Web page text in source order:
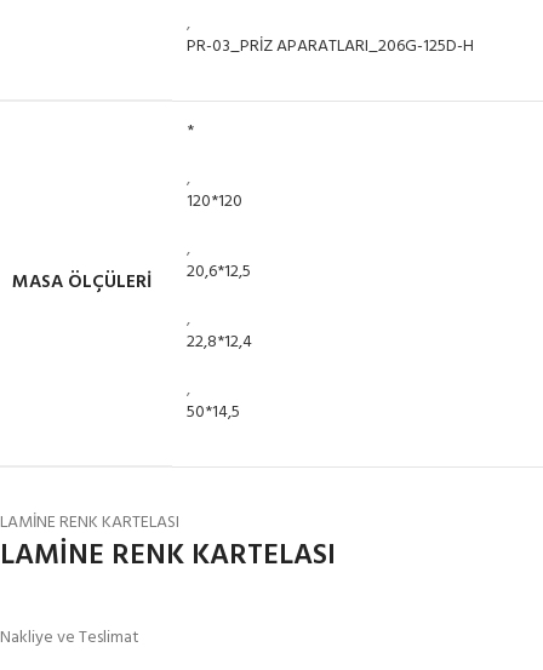
,
PR-03_PRİZ APARATLARI_206G-125D-H
MASA ÖLÇÜLERİ
*
,
120*120
,
20,6*12,5
,
22,8*12,4
,
50*14,5
LAMİNE RENK KARTELASI
LAMİNE RENK KARTELASI
Nakliye ve Teslimat